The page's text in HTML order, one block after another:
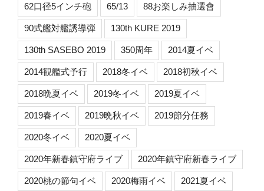
62口径5インチ砲 65/13 88お楽しみ抽選會
90式艦対艦誘導弾 130th KURE 2019
130th SASEBO 2019 350周年 2014夏イベ
2014観艦式予行 2018冬イベ 2018初秋イベ
2018晩夏イベ 2019冬イベ 2019夏イベ
2019春イベ 2019晩秋イベ 2019節分任務
2020冬イベ 2020夏イベ
2020年新春鎮守府ライブ 2020年鎮守府新春ライブ
2020桃の節句イベ 2020梅雨イベ 2021夏イベ